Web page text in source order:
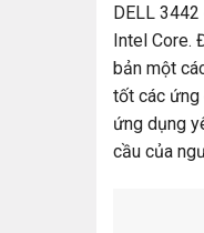
DELL
Intel Core.
bản một
tốt các ứng
ứng dụng
cầu của